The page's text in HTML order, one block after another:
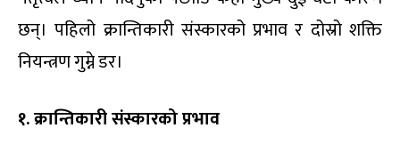
छन्। पहिलो क्रान्तिकारी संस्कारको प्रभाव र दोस्रो शक्ति
नियन्त्रण गुम्ने डर।
१.क्रान्तिकारी संस्कारको प्रभाव